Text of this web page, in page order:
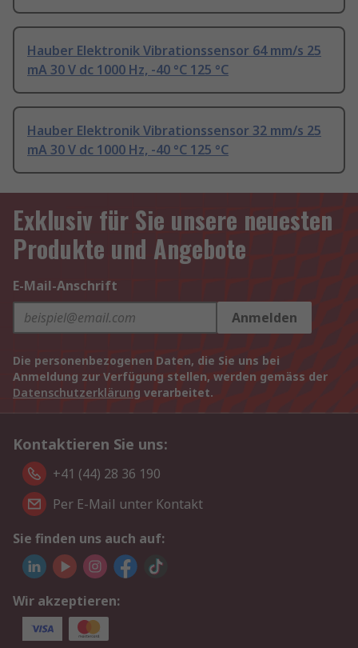
Hauber Elektronik Vibrationssensor 64 mm/s 25
mA 30 V dc 1000 Hz, -40 °C 125 °C
Hauber Elektronik Vibrationssensor 32 mm/s 25
mA 30 V dc 1000 Hz, -40 °C 125 °C
Exklusiv für Sie unsere neuesten
Produkte und Angebote
E-Mail-Anschrift
Anmelden
Die personenbezogenen Daten, die Sie uns bei
Anmeldung zur Verfügung stellen, werden gemäss der
Datenschutzerklärung verarbeitet.
Kontaktieren Sie uns:
+41 (44) 28 36 190
Per E-Mail unter Kontakt
Sie finden uns auch auf:
Wir akzeptieren: